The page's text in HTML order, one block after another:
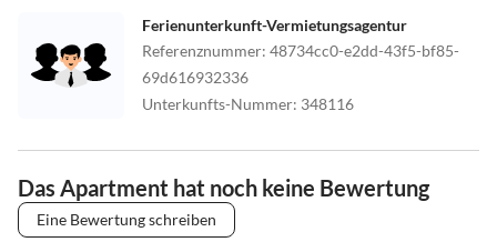
Ferienunterkunft-Vermietungsagentur
Referenznummer: 48734cc0-e2dd-43f5-bf85-
69d616932336
Unterkunfts-Nummer: 348116
Das Apartment hat noch keine Bewertung
Eine Bewertung schreiben